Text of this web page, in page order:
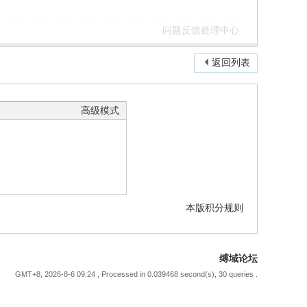
问题反馈处理中心
返回列表
高级模式
本版积分规则
缚域论坛
GMT+8, 2026-8-6 09:24 , Processed in 0.039468 second(s), 30 queries .